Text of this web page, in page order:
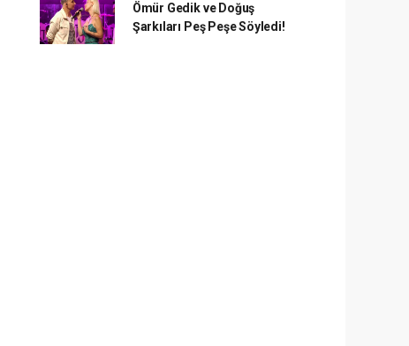
Ömür Gedik ve Doğuş
Şarkıları Peş Peşe Söyledi!